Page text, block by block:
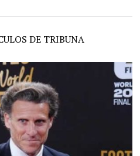
DE TRIBUNA